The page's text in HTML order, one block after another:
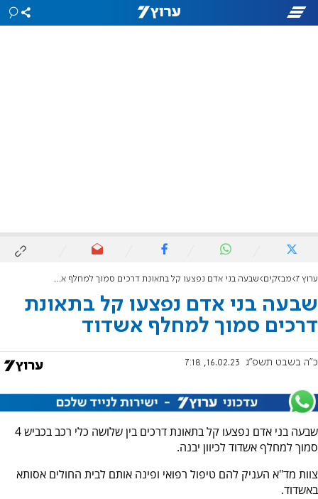
ערוץ 7 מבזקים שבעה בני אדם נפצעו קל בתאונת דרכים סמוך למחלף אשדוד
שבעה בני אדם נפצעו קל בתאונת
דרכים סמוך למחלף אשדוד
כ"ה בשבט תשפ"ג 16.02.23, 7:18
שבעה בני אדם נפצעו קל בתאונת דרכים בין שלושה כלי רכב בכביש 4
סמוך למחלף אשדוד לכיוון יבנה.
צוות מד"א העניק להם טיפול רפואי ופינה אותם לבית החולים אסותא
באשדוד.